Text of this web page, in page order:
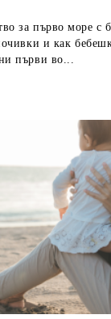
за първо море с
и как
първи во...